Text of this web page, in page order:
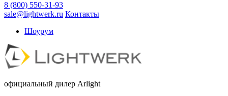
8 (800) 550-31-93
sale@lightwerk.ru Контакты
Шоурум
официальный дилер Arlight